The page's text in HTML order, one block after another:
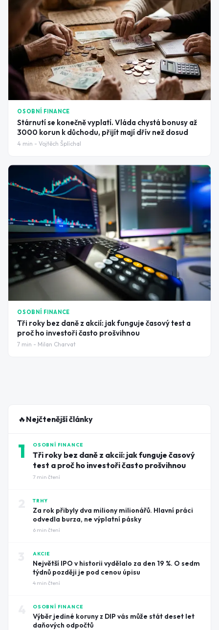
OSOBNÍ FINANCE
Stárnutí se konečně vyplatí. Vláda chystá bonusy až
3000 korun k důchodu, přijít mají dřív než dosud
4 min - Vojtěch Šplíchal
OSOBNÍ FINANCE
Tři roky bez daně z akcií: jak funguje časový test a
proč ho investoři často prošvihnou
7 min - Milan Charvat
🔥 Nejčtenější články
1 OSOBNÍ FINANCE
Tři roky bez daně z akcií: jak funguje časový
test a proč ho investoři často prošvihnou
7 min čtení
TRHY
Za rok přibyly dva miliony milionářů. Hlavní práci
odvedla burza, ne výplatní pásky
6 min čtení
AKCIE
Největší IPO v historii vydělalo za den 19 %. O sedm
týdnů později je pod cenou úpisu
4 min čtení
OSOBNÍ FINANCE
Výběr jediné koruny z DIP vás může stát deset let
daňových odpočtů